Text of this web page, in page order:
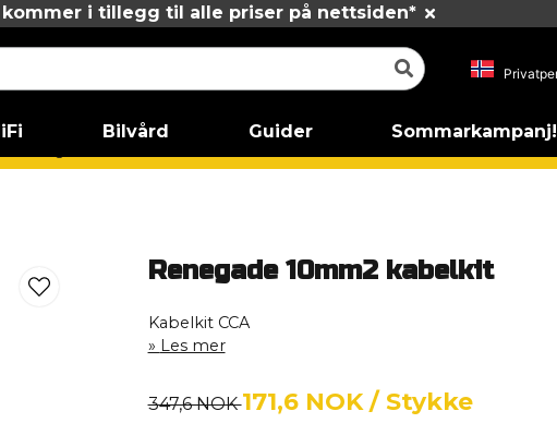
kommer i tillegg til alle priser på nettsiden*
Bilvård Guider Sommarkampanj!
Renegade 10mm2 kabelkit
Kabelkit CCA
Les mer
347,6 NOK171,6 NOK / Stykke